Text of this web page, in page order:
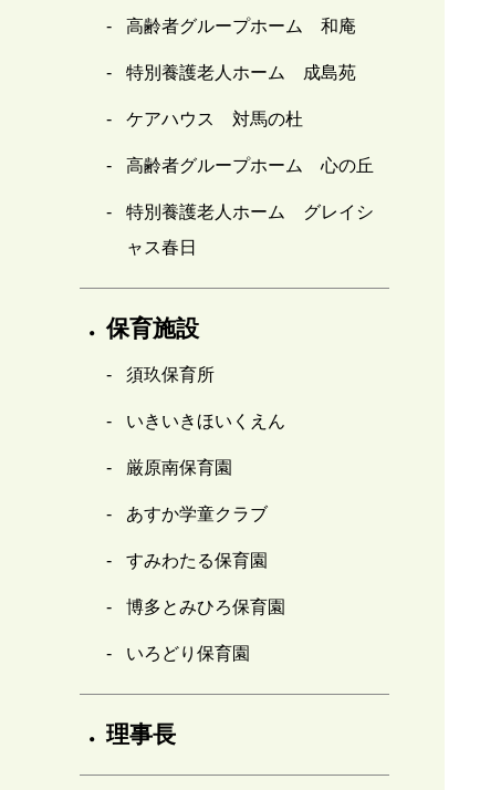
高齢者グループホーム 和庵
特別養護老人ホーム 成島苑
ケアハウス 対馬の杜
高齢者グループホーム 心の丘
特別養護老人ホーム グレイシ
ャス春日
保育施設
須玖保育所
いきいきほいくえん
厳原南保育園
あすか学童クラブ
すみわたる保育園
博多とみひろ保育園
いろどり保育園
理事長